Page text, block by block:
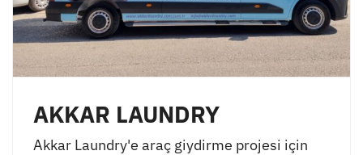
AKKAR LAUNDRY
Akkar Laundry'e araç giydirme projesi için